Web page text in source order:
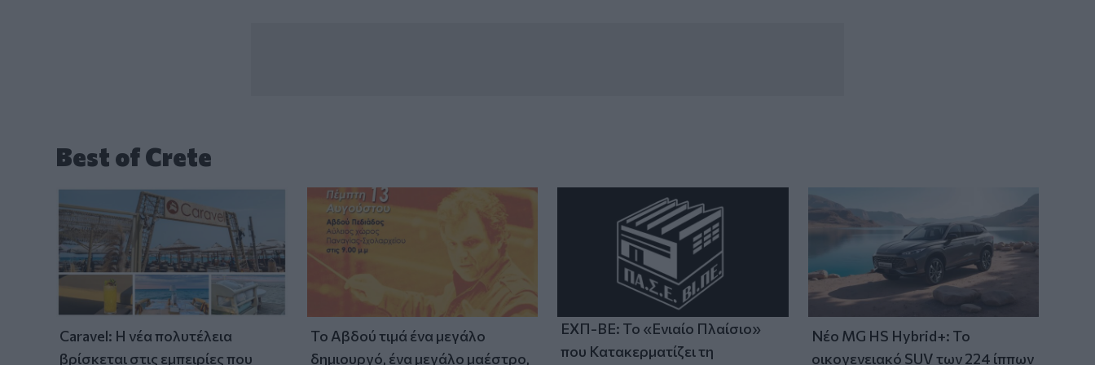
Best of Crete
Caravel: Η νέα πολυτέλεια
βρίσκεται στις εμπειρίες που
Το Αβδού τιμά ένα μεγάλο
δημιουργό, ένα μεγάλο μαέστρο,
ΕΧΠ-ΒΕ: Το «Ενιαίο Πλαίσιο»
που Κατακερματίζει τη
Νέο MG HS Hybrid+: Το
οικογενειακό SUV των 224 ίππων